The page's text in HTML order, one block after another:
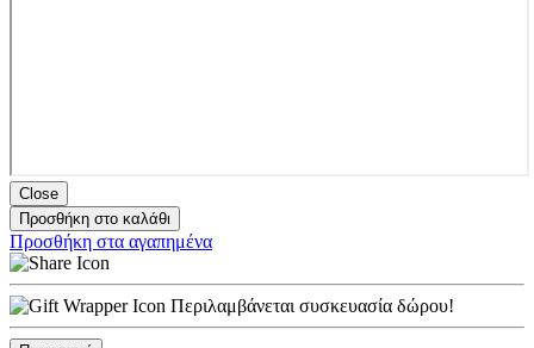
Close
Προσθήκη στο καλάθι
Προσθήκη στα αγαπημένα
Περιλαμβάνεται συσκευασία δώρου!